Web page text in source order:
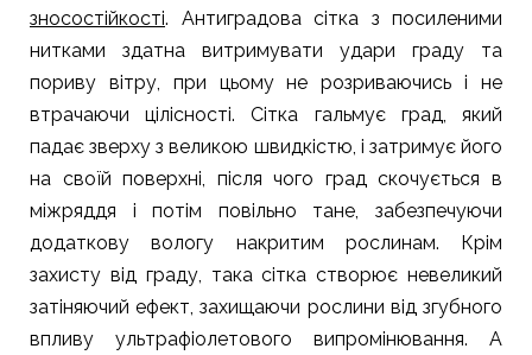
зносостійкості. Антиградова сітка з посиленими
нитками здатна витримувати удари граду та
пориву вітру, при цьому не розриваючись і не
втрачаючи цілісності. Сітка гальмує град, який
падає зверху з великою швидкістю, і затримує його
на своїй поверхні, після чого град скочується в
міжряддя і потім повільно тане, забезпечуючи
додаткову вологу накритим рослинам. Крім
захисту від граду, така сітка створює невеликий
затіняючий ефект, захищаючи рослини від згубного
впливу ультрафіолетового випромінювання. А